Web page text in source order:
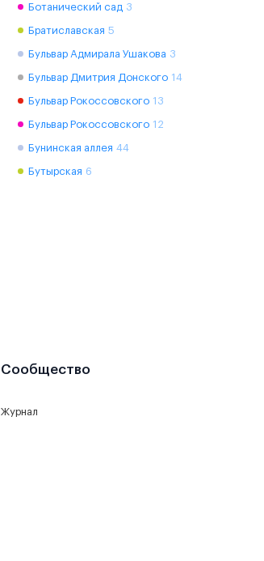
Ботанический сад 3
Братиславская 5
Бульвар Адмирала Ушакова 3
Бульвар Дмитрия Донского 14
Бульвар Рокоссовского 13
Бульвар Рокоссовского 12
Бунинская аллея 44
Бутырская 6
Сообщество
Журнал